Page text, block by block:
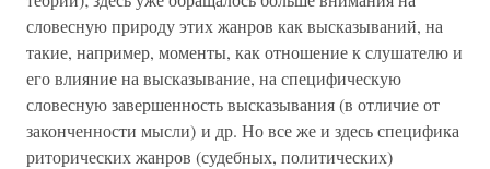
словесную природу этих жанров как высказываний, на
такие, например, моменты, как отношение к слушателю и
его влияние на высказывание, на специфическую
словесную завершенность высказывания (в отличие от
законченности мысли) и др. Но все же и здесь специфика
риторических жанров (судебных, политических)